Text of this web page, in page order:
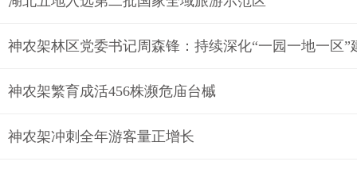
神农架林区党委书记周森锋：持续深化“一园一地一区”
神农架繁育成活456株濒危庙台槭
神农架冲刺全年游客量正增长